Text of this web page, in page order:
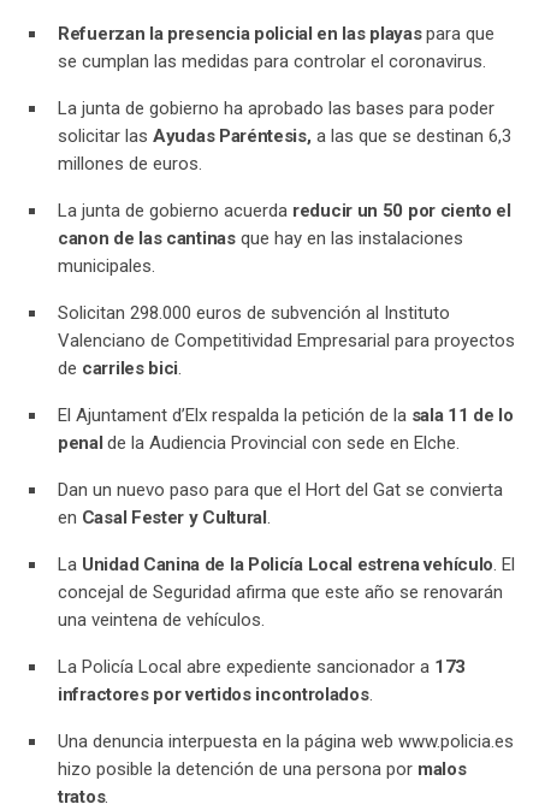
Refuerzan la presencia policial en las playaspara que
se cumplan las medidas para controlar el coronavirus.
La junta de gobierno ha aprobado las bases para poder
solicitar las Ayudas Paréntesis, a las que se destinan 6,3
millones de euros.
La junta de gobierno acuerda reducir un 50 por ciento el
canon de las cantinasque hay en las instalaciones
municipales.
Solicitan 298.000 euros de subvención al Instituto
Valenciano de Competitividad Empresarial para proyectos
de carriles bici.
El Ajuntament d’Elx respalda la petición de la sala 11 de lo
penalde la Audiencia Provincial con sede en Elche.
Dan un nuevo paso para que el Hort del Gat se convierta
en Casal Fester y Cultural.
La Unidad Canina de la Policía Local estrena vehículo. El
concejal de Seguridad afirma que este año se renovarán
una veintena de vehículos.
La Policía Local abre expediente sancionador a 173
infractores por vertidos incontrolados.
Una denuncia interpuesta en la página web www.policia.es
hizo posible la detención de una persona por malos
tratos.